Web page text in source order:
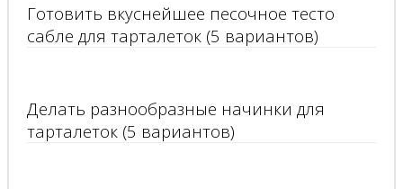
Готовить вкуснейшее песочное тесто
сабле для тарталеток (5 вариантов)
Делать разнообразные начинки для
тарталеток (5 вариантов)